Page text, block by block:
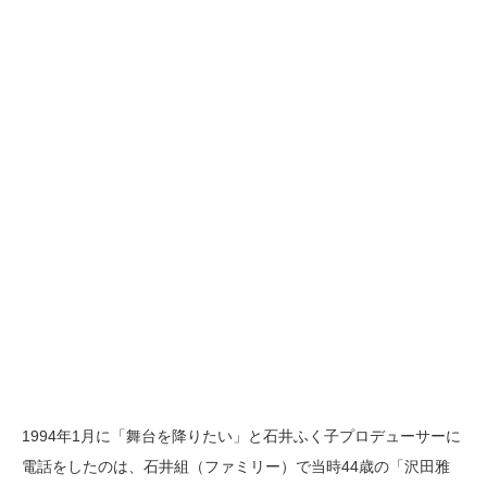
1994年1月に「舞台を降りたい」と石井ふく子プロデューサーに
電話をしたのは、石井組（ファミリー）で当時44歳の「沢田雅